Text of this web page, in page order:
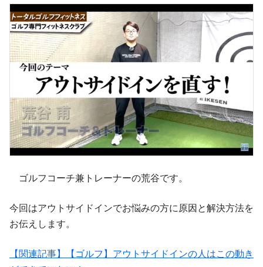
ゴルフコーチ兼トレーナーの荒谷です。
今回はアウトサイドインでお悩みの方に原因と解決方法を
お伝えします。
【関連記事】【ゴルフ】アウトサイドインの人はこの動き